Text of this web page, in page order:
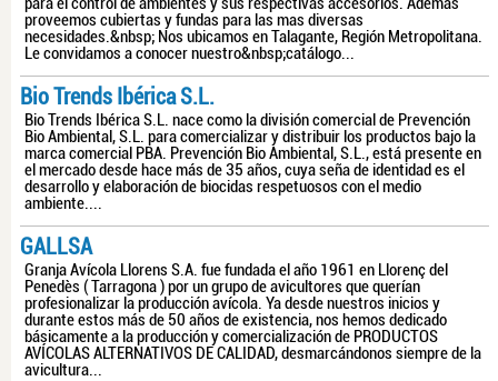
proveemos cubiertas y fundas para las mas diversas
necesidades.&nbsp; Nos ubicamos en Talagante, Región Metropolitana.
Le convidamos a conocer nuestro&nbsp;catálogo...
Bio Trends Ibérica S.L.
Bio Trends Ibérica S.L. nace como la división comercial de Prevención
Bio Ambiental, S.L. para comercializar y distribuir los productos bajo la
marca comercial PBA. Prevención Bio Ambiental, S.L., está presente en
el mercado desde hace más de 35 años, cuya seña de identidad es el
desarrollo y elaboración de biocidas respetuosos con el medio
ambiente....
GALLSA
Granja Avícola Llorens S.A. fue fundada el año 1961 en Llorenç del
Penedès ( Tarragona ) por un grupo de avicultores que querían
profesionalizar la producción avícola. Ya desde nuestros inicios y
durante estos más de 50 años de existencia, nos hemos dedicado
básicamente a la producción y comercialización de PRODUCTOS
AVÍCOLAS ALTERNATIVOS DE CALIDAD, desmarcándonos siempre de la
avicultura...